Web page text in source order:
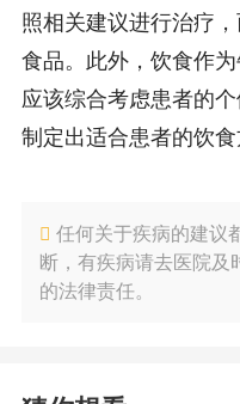
照相关建议进行治疗
食品。此外，饮食作
应该综合考虑患者的
制定出适合患者的饮食
任何关于疾病的建议
断，有疾病请去医院及
的法律责任。